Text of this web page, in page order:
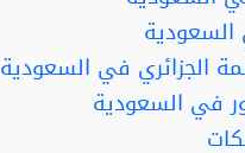
السعودية
الجزائري في السعودية
في السعودية